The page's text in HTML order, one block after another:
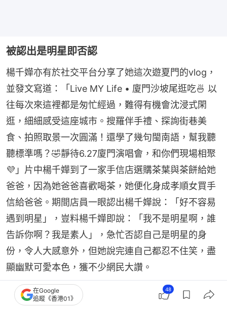
被認出是明星即否認
楊千嬅亦有於社交平台分享了她這次遊夏門的vlog，
並發文寫道：「Live MY Life • 廈門沙坡尾逛吃🍜 以
往每次來這裡都是匆忙經過，難得有機會沈浸式閑
逛，細細感受這座城市。搜羅伴手禮、探詢街巷美
食、拍照取景一次圓滿！還學了幾句閩南語，幫我聽
聽標準嗎？🤣靜待6.27廈門演唱會，和你們現場相聚
💜」片中楊千嬅到了一家手信店選購茶葉與茶餅給她
爸爸，因為她爸爸喜歡喝茶，她便化身成孝順女買手
信給爸爸。期間店員一眼認出楊千嬅說：「好不容易
遇到明星」，豈料楊千嬅即說：「我不是明星啊，誰
告訴你啊？我是素人」，急忙否認自己是明星的身
份，令人大感意外，但她說完連自己都忍不住笑，盡
顯幽默可愛本色，獲不少網民大讚。
在Google
追蹤《香港01》
48